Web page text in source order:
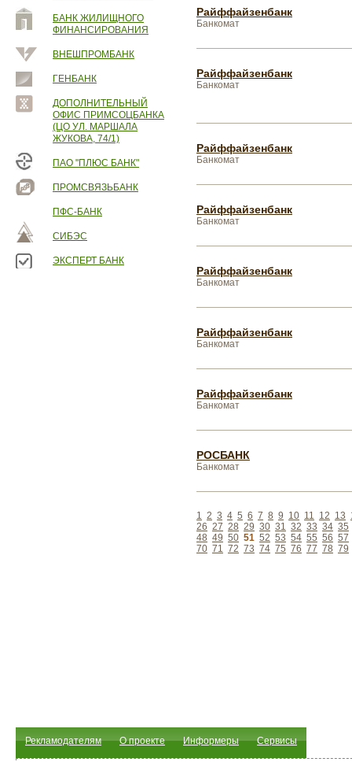
БАНК ЖИЛИЩНОГО
ФИНАНСИРОВАНИЯ
ВНЕШПРОМБАНК
ГЕНБАНК
ДОПОЛНИТЕЛЬНЫЙ
ОФИС ПРИМСОЦБАНКА
(ЦО УЛ. МАРШАЛА
ЖУКОВА, 74/1)
ПАО "ПЛЮС БАНК"
ПРОМСВЯЗЬБАНК
ПФС-БАНК
СИБЭС
ЭКСПЕРТ БАНК
Райффайзенбанк
Банкомат
Райффайзенбанк
Банкомат
Райффайзенбанк
Банкомат
Райффайзенбанк
Банкомат
Райффайзенбанк
Банкомат
Райффайзенбанк
Банкомат
Райффайзенбанк
Банкомат
РОСБАНК
Банкомат
1 2 3 4 5 6 7 8 9 10 11 12 13
26 27 28 29 30 31 32 33 34 35
48 49 50 51 52 53 54 55 56 57
70 71 72 73 74 75 76 77 78 79
Рекламодателям О проекте Информеры Сервисы